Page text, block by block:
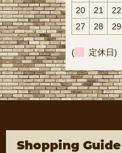
20 21 22
27
28 29
( 定休日)
Shopping Guide